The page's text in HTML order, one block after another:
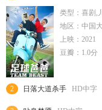
类型：喜剧,
地区：中国
上映：2021
豆瓣：1.0分
2 日落大道杀手 HD中字